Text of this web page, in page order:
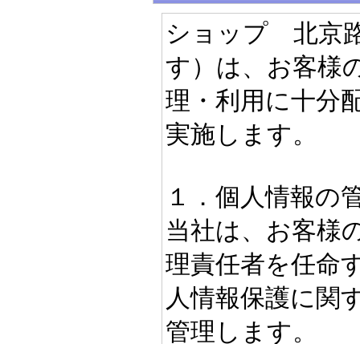
ショップ 北京
す）は、お客様
理・利用に十分
実施します。
１．個人情報の
当社は、お客様
理責任者を任命
人情報保護に関
管理します。